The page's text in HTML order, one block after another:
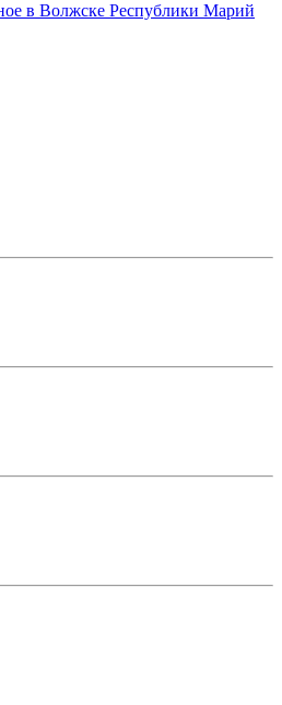
в Волжске Республики Марий